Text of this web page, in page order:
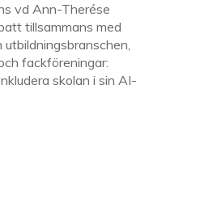
vd Ann-Therése
tillsammans med
fackföreningar:
skolan i sin AI-